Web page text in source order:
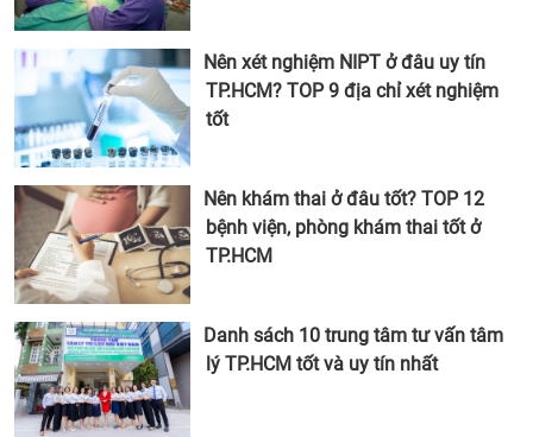
Nên xét nghiệm NIPT ở đâu uy tín
TP.HCM? TOP 9 địa chỉ xét nghiệm
tốt
Nên khám thai ở đâu tốt? TOP 12
bệnh viện, phòng khám thai tốt ở
TP.HCM
Danh sách 10 trung tâm tư vấn tâm
lý TP.HCM tốt và uy tín nhất